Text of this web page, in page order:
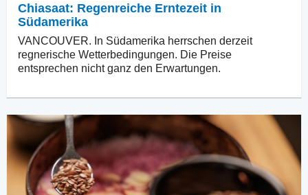
Chiasaat: Regenreiche Erntezeit in
Südamerika
VANCOUVER. In Südamerika herrschen derzeit
regnerische Wetterbedingungen. Die Preise
entsprechen nicht ganz den Erwartungen.